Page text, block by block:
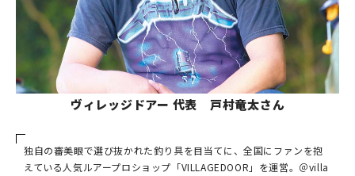
ヴィレッジドアー 代表 戸村竜太さん
独自の審美眼で選び抜かれた釣り具を目当てに、全国にファンを抱
えている人気ルアープロショップ「VILLAGEDOOR」を運営。＠villa